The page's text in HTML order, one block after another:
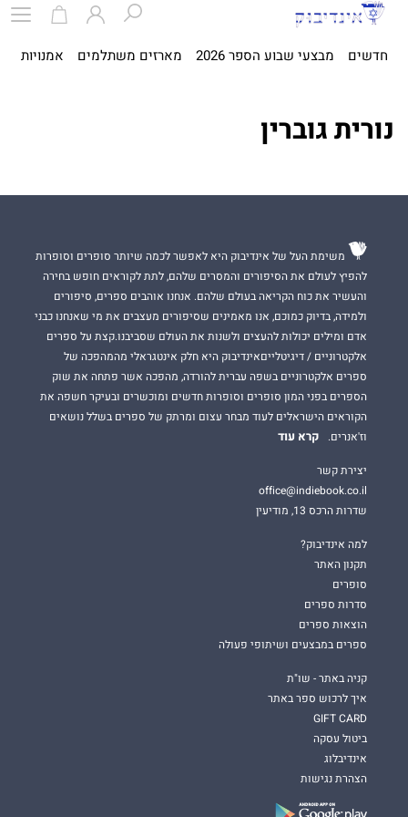
חדשים מבצעי שבוע הספר 2026 מארזים משתלמים אמנויות
נורית גוברין
משימת העל של אינדיבוק היא לאפשר לכמה שיותר סופרים וסופרות
להפיץ לעולם את הסיפורים והמסרים שלהם, לתת לקוראים חופש בחירה
והעשיר את כוח הקריאה בעולם שלהם. אנחנו אוהבים ספרים, סיפורים
ולמידה, בדיוק כמוכם, אנו מאמינים שסיפורים מעצבים את מי שאנחנו כבני
אדם ומילים יכולות להעצים ולשנות את העולם שסביבנו.קצת על ספרים
אלקטרוניים / דיגיטלייםאינדיבוק היא חלק אינטגראלי מהמהפכה של
ספרים אלקטרוניים בשפה עברית להורדה, מהפכה אשר פתחה את שוק
הספרים בפני המון סופרים וסופרות חדשים ומוכשרים ובעיקר חשפה את
הקוראים הישראלים לעוד מבחר עצום ומרתק של ספרים בשלל נושאים
וז'אנרים.
קרא עוד
יצירת קשר
office@indiebook.co.il
שדרות הרכס 13, מודיעין
למה אינדיבוק?
תקנון האתר
סופרים
סדרות ספרים
הוצאות ספרים
ספרים במבצעים ושיתופי פעולה
קניה באתר - שו"ת
איך לרכוש ספר באתר
GIFT CARD
ביטול עסקה
אינדיבלוג
הצהרת נגישות